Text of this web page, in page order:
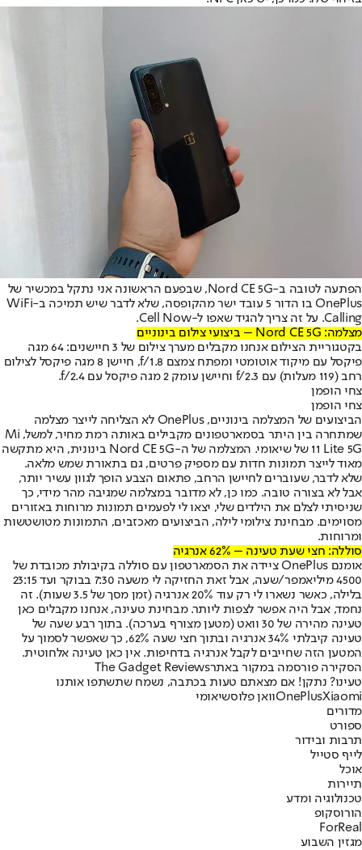
הפתעה לטובה ב-Nord CE 5G, שבפעם הראשונה אני נתקל במכשיר של
OnePlus בו הדור 5 עובד ישר מהקופסה, שלא לדבר שיש תמיכה ב-WiFi
Calling. על זה צריך להגיד שאפו ל-Cell Now.
מצלמה: Nord CE 5G – ביצועי צילום בינוניים
בקטגוריית הצילום אנחנו מקבלים מערך צילום של 3 חיישנים: 64 מגה
פיקסל עם מיקוד אוטומטי ומפתח צמצם f/1.8, חיישן 8 מגה פיקסל לצילום
רחב (119 מעלות) עם f/2.3 וחיישן עומק 2 מגה פיקסל עם f/2.4.
צחי הופמן
צחי הופמן
הביצועים של המצלמה בינוניים, OnePlus לא הצליחה לייצר מצלמה
שמתחרה בין היתר בסמארטפונים מקבילים באותה רמת מחיר, למשל, Mi
11 Lite 5G של שיאומי. המצלמה של ה-Nord CE 5G בינונית, היא מתקשה
מאוד לייצר תמונות חדות עם מספיק פרטים, גם בתאורת שמש מלאה.
שלא לדבר, שעוברים לחיישן הרחב, פתאום הצבע הופך לגוון עשיר יותר,
אבל לא בצורה טובה. כמו כן, לא מדובר במצלמה שמגיבה מהר מידי, כך
שניסיתי לצלם את הילדים שלי, יצאו לי לפעמים תמונות מרוחות באזורים
מסוימים. מבחינת צילומי לילה, הביצועים מאכזבים, התמונות מטושטשות
ומרוחות.
סוללה: חצי שעת טעינה – 62% אנרגיה
אומנם OnePlus ציידה את הסמארטפון עם סוללה בקיבולת מכובדת של
4500 מיליאמפר/שעה, אבל זאת החזיקה לי משעה 7:30 בבוקר ועד 23:15
בלילה, כאשר נשארו לי רק עוד 20% אנרגיה (זמן מסך של 3.5 שעות). זה
נחמד, אבל היה אפשר לצפות ליותר. מבחינת טעינה, אנחנו מקבלים כאן
טעינה מהירה של 30 וואט (מטען מצורף בערכה). בתוך רבע שעה של
טעינה קיבלתי 34% אנרגיה ובתוך חצי שעה 62%, כך שאפשר לסמוך על
המטען הזה שחייבים לקבל אנרגיה בדחיפות. אין כאן טעינה אלחוטית.
הסקירה פורסמה במקור באתרThe Gadget Reviews
טעינו? נתקן! אם מצאתם טעות בכתבה, נשמח שתשתפו אותנו
OnePlusXiaomi וואן פלוסשיאומי
מדורים
ספורט
תרבות ובידור
לייף סטייל
אוכל
תיירות
טכנולוגיה ומדע
הורוסקופ
ForReal
מגזין השבוע